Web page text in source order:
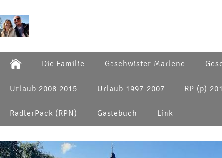
Die Familie Geschwister Marlene
Urlaub 2008-2015 Urlaub 1997-2007 RP (p)
RadlerPack (RPN) Gästebuch Link